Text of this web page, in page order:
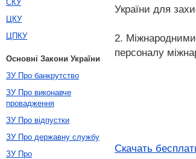
України для
2. Міжнародними
персоналу
Скачать
СКУ
ЦКУ
ЦПКУ
Основні Закони України
ЗУ Про банкрутство
ЗУ Про виконавче
провадження
ЗУ Про відпустки
ЗУ Про державну службу
ЗУ Про